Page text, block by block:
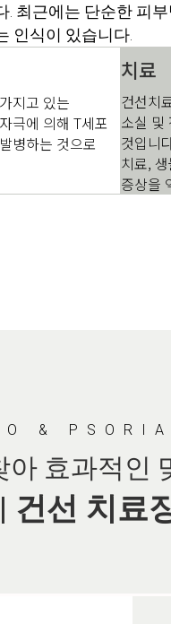
. 최근에는 단순한 피
인식이 있습니다.
지고 있는
극에 의해 T세포
병하는 것으로
치료
건선치
소실 및
것입니
치료,
증상을
&
아 효과적인
건선 치료